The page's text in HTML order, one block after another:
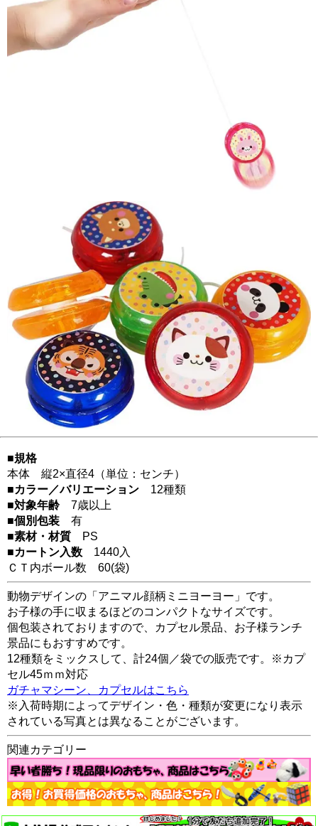
■規格
本体 縦2×直径4（単位：センチ）
■カラー／バリエーション 12種類
■対象年齢 7歳以上
■個別包装 有
■素材・材質 PS
■カートン入数 1440入
ＣＴ内ボール数 60(袋)
動物デザインの「アニマル顔柄ミニヨーヨー」です。
お子様の手に収まるほどのコンパクトなサイズです。
個包装されておりますので、カプセル景品、お子様ランチ
景品にもおすすめです。
12種類をミックスして、計24個／袋での販売です。※カプ
セル45ｍｍ対応
ガチャマシーン、カプセルはこちら
※入荷時期によってデザイン・色・種類が変更になり表示
されている写真とは異なることがございます。
関連カテゴリー